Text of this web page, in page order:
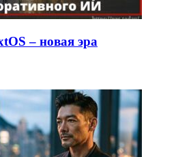
– новая эра